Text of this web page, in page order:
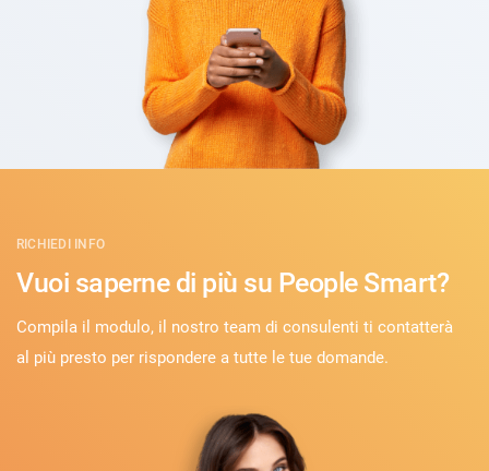
RICHIEDI INFO
Vuoi saperne di più su People Smart?
Compila il modulo, il nostro team di consulenti ti contatterà
al più presto per rispondere a tutte le tue domande.